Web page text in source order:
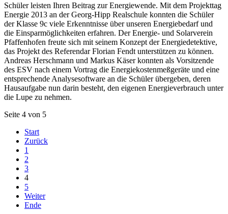
Schüler leisten Ihren Beitrag zur Energiewende. Mit dem Projekttag
Energie 2013 an der Georg-Hipp Realschule konnten die Schüler
der Klasse 9c viele Erkenntnisse über unseren Energiebedarf und
die Einsparmöglichkeiten erfahren. Der Energie- und Solarverein
Pfaffenhofen freute sich mit seinem Konzept der Energiedetektive,
das Projekt des Referendar Florian Fendt unterstützen zu können.
Andreas Herschmann und Markus Käser konnten als Vorsitzende
des ESV nach einem Vortrag die Energiekostenmeßgeräte und eine
entsprechende Analysesoftware an die Schüler übergeben, deren
Hausaufgabe nun darin besteht, den eigenen Energieverbrauch unter
die Lupe zu nehmen.
Seite 4 von 5
Start
Zurück
1
2
3
4
5
Weiter
Ende